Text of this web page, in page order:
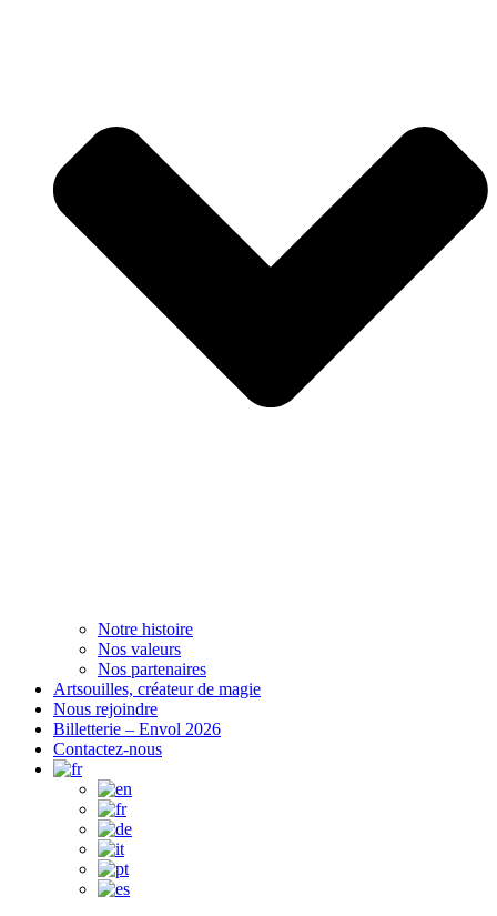
Notre histoire
Nos valeurs
Nos partenaires
Artsouilles, créateur de magie
Nous rejoindre
Billetterie – Envol 2026
Contactez-nous